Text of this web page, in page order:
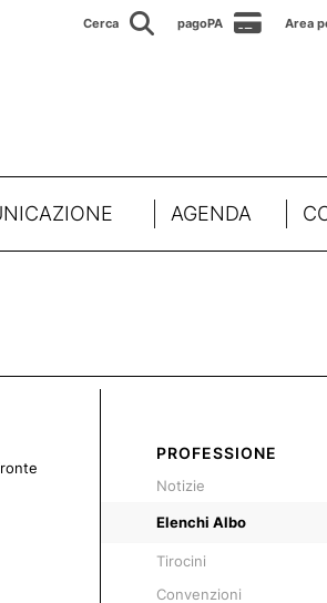
Cerca pagoPA Area
AGENDA
PROFESSIONE
Notizie
Elenchi Albo
Tirocini
Convenzioni